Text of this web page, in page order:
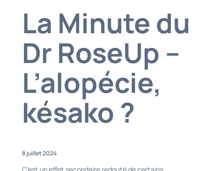
La Minute du
Dr RoseUp –
L’alopécie,
késako ?
8 juillet 2024
C’est un effet secondaire redouté de certains